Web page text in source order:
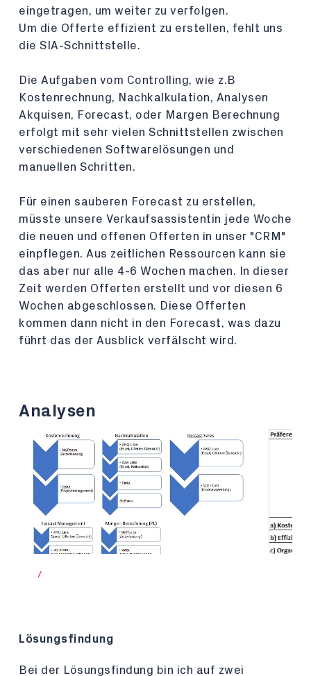
eingetragen, um weiter zu verfolgen.
Um die Offerte effizient zu erstellen, fehlt uns
die SIA-Schnittstelle.
Die Aufgaben vom Controlling, wie z.B
Kostenrechnung, Nachkalkulation, Analysen
Akquisen, Forecast, oder Margen Berechnung
erfolgt mit sehr vielen Schnittstellen zwischen
verschiedenen Softwarelösungen und
manuellen Schritten.
Für einen sauberen Forecast zu erstellen,
müsste unsere Verkaufsassistentin jede Woche
die neuen und offenen Offerten in unser "CRM"
einpflegen. Aus zeitlichen Ressourcen kann sie
das aber nur alle 4-6 Wochen machen. In dieser
Zeit werden Offerten erstellt und vor diesen 6
Wochen abgeschlossen. Diese Offerten
kommen dann nicht in den Forecast, was dazu
führt das der Ausblick verfälscht wird.
Analysen
/
Lösungsfindung
Bei der Lösungsfindung bin ich auf zwei